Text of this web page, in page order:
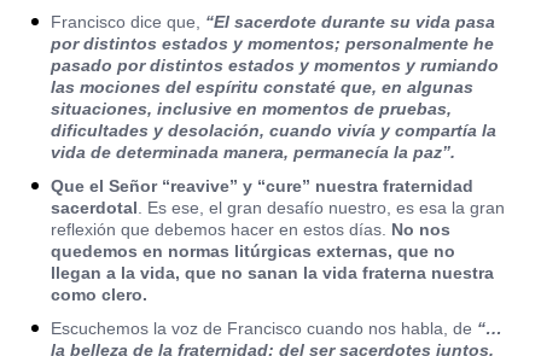
Francisco dice que, “El sacerdote durante su vida pasa
por distintos estados y momentos; personalmente he
pasado por distintos estados y momentos y rumiando
las mociones del espíritu constaté que, en algunas
situaciones, inclusive en momentos de pruebas,
dificultades y desolación, cuando vivía y compartía la
vida de determinada manera, permanecía la paz”.
Que el Señor “reavive” y “cure” nuestra fraternidad
sacerdotal . Es ese, el gran desafío nuestro, es esa la gran
reflexión que debemos hacer en estos días. No nos
quedemos en normas litúrgicas externas, que no
llegan a la vida, que no sanan la vida fraterna nuestra
como clero.
Escuchemos la voz de Francisco cuando nos habla, de “…
la belleza de la fraternidad: del ser sacerdotes juntos,